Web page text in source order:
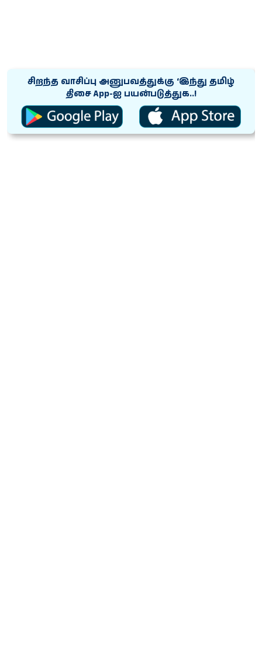
சிறந்த வாசிப்பு அனுபவத்துக்கு ‘இந்து தமிழ்
திசை App-ஐ பயன்படுத்துக..!